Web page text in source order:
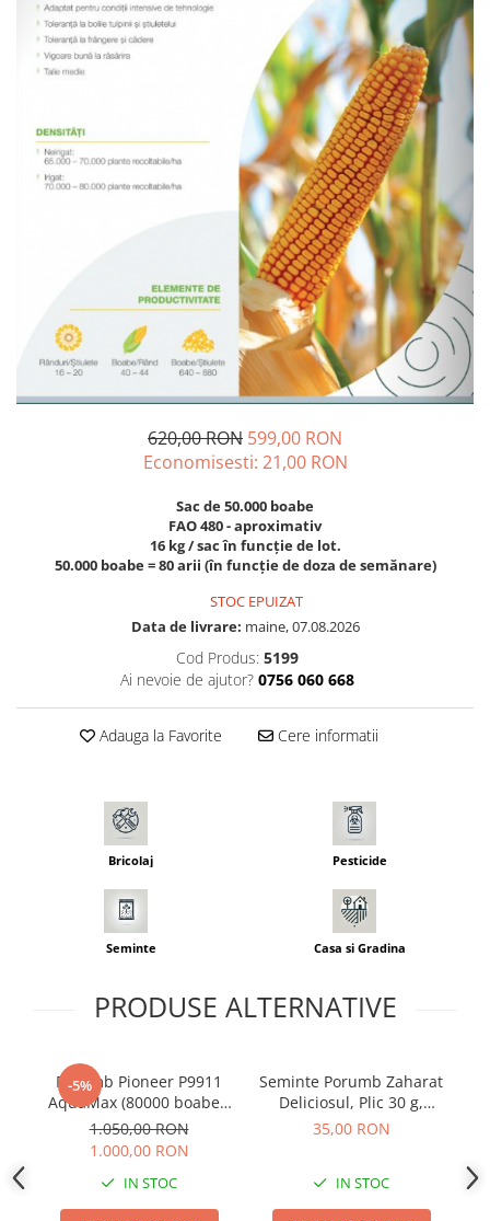
Diverse
Seminte legume
Seminte ardei
Seminte broccoli
Seminte de Leustean
Seminte de Patrunjel
Seminte de praz
Seminte dovleac decorativ
Seminte dovlecel / dovleac
Seminte pastarnac
Seminte plante aromatice
Seminte sfecla
Seminte telina
Seminte varza
Seminte zucchini
Seminte Legume Profesionale
Seminte pentru germinare
Seminte trifoi
Erbicid
Tratamente repaus vegetativ
620,00 RON 599,00 RON
Economisesti: 21,00 RON
Sac de 50.000 boabe
FAO 480 - aproximativ
16 kg / sac în funcție de lot.
50.000 boabe = 80 arii (în funcție de doza de semănare)
STOC EPUIZAT
Data de livrare: maine, 07.08.2026
Cod Produs: 5199
Ai nevoie de ajutor? 0756 060 668
Adauga la Favorite Cere informatii
Bricolaj Pesticide
Seminte Casa si Gradina
PRODUSE ALTERNATIVE
-5%
Porumb Pioneer P9911
AquaMax (80000 boabe -
FAO 410)
1.050,00 RON
1.000,00 RON
IN STOC
Seminte Porumb Zaharat
Deliciosul, Plic 30 g,
Kertimag, Soi Dulce
35,00 RON
IN STOC